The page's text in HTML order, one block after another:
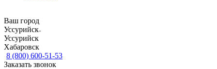
Ваш город
Уссурийск
Уссурийск
Хабаровск
8 (800) 600-51-53
Заказать звонок